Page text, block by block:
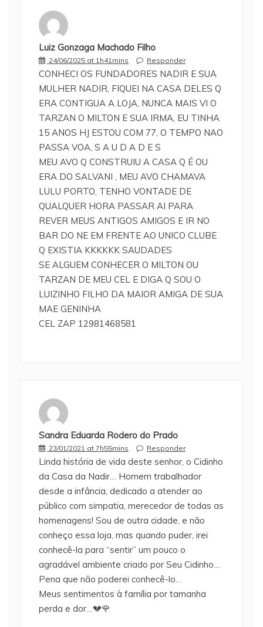
Luiz Gonzaga Machado Filho
24/06/2025 at 1h41mins Responder
CONHECI OS FUNDADORES NADIR E SUA
MULHER NADIR, FIQUEI NA CASA DELES Q
ERA CONTIGUA A LOJA, NUNCA MAIS VI O
TARZAN O MILTON E SUA IRMA, EU TINHA
15 ANOS HJ ESTOU COM 77, O TEMPO NAO
PASSA VOA, S A U D A D E S
MEU AVO Q CONSTRUIU A CASA Q É OU
ERA DO SALVANI , MEU AVO CHAMAVA
LULU PORTO, TENHO VONTADE DE
QUALQUER HORA PASSAR AI PARA
REVER MEUS ANTIGOS AMIGOS E IR NO
BAR DO NE EM FRENTE AO UNICO CLUBE
Q EXISTIA KKKKKK SAUDADES
SE ALGUEM CONHECER O MILTON OU
TARZAN DE MEU CEL E DIGA Q SOU O
LUIZINHO FILHO DA MAIOR AMIGA DE SUA
MAE GENINHA
CEL ZAP 12981468581
Sandra Eduarda Rodero do Prado
23/01/2021 at 7h55mins Responder
Linda história de vida deste senhor, o Cidinho
da Casa da Nadir… Homem trabalhador
desde a infância, dedicado a atender ao
público com simpatia, merecedor de todas as
homenagens! Sou de outra cidade, e não
conheço essa loja, mas quando puder, irei
conhecê-la para “sentir” um pouco o
agradável ambiente criado por Seu Cidinho…
Pena que não poderei conhecê-lo…
Meus sentimentos à família por tamanha
perda e dor…💔🌹